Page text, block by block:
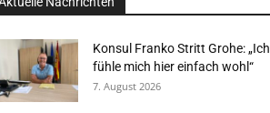
Konsul Franko Stritt Grohe: „Ich
fühle mich hier einfach wohl“
7. August 2026